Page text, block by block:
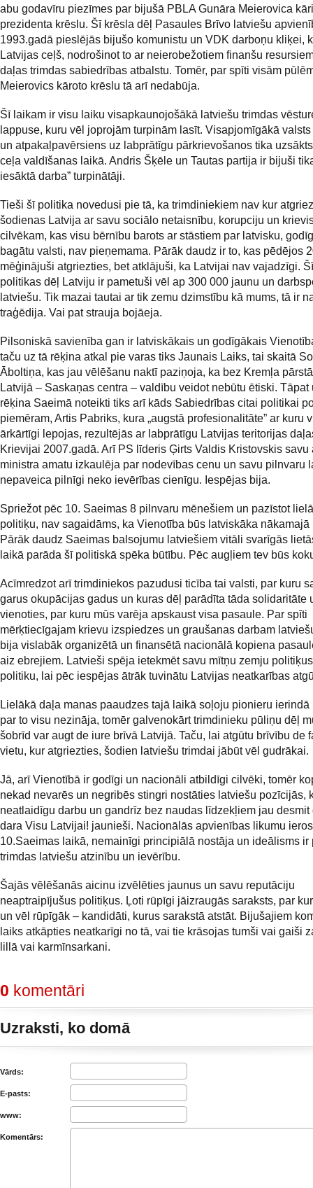
abu godavīru piezīmes par bijušā PBLA Gunāra Meierovica
prezidenta krēslu. Šī krēsla dēļ Pasaules Brīvo latviešu
1993.gadā pieslējās bijušo komunistu un VDK darboņu kliķei,
Latvijas ceļš, nodrošinot to ar neierobežotiem finanšu
daļas trimdas sabiedrības atbalstu. Tomēr, par spīti visām
Meierovics kāroto krēslu tā arī nedabūja.
Šī laikam ir visu laiku visapkaunojošākā latviešu trimdas
lappuse, kuru vēl joprojām turpinām lasīt. Visapjomīgākā
un atpakaļpavērsiens uz labprātīgu pārkrievošanos tika
ceļa valdīšanas laikā. Andris Šķēle un Tautas partija ir bijuši
iesāktā darba” turpinātāji.
Tieši šī politika novedusi pie tā, ka trimdiniekiem nav kur
šodienas Latvija ar savu sociālo netaisnību, korupciju un
cilvēkam, kas visu bērnību barots ar stāstiem par latvisku,
bagātu valsti, nav pieņemama. Pārāk daudz ir to, kas pēdējos
mēģinājuši atgriezties, bet atklājuši, ka Latvijai nav vajadzīgi.
politikas dēļ Latviju ir pametuši vēl ap 300 000 jaunu un
latviešu. Tik mazai tautai ar tik zemu dzimstību kā mums, tā ir
traģēdija. Vai pat strauja bojāeja.
Pilsoniskā savienība gan ir latviskākais un godīgākais
taču uz tā rēķina atkal pie varas tiks Jaunais Laiks, tai skaitā
Āboltiņa, kas jau vēlēšanu naktī paziņoja, ka bez Kremļa
Latvijā – Saskaņas centra – valdību veidot nebūtu ētiski. Tāpat
rēķina Saeimā noteikti tiks arī kāds Sabiedrības citai politikai
piemēram, Artis Pabriks, kura „augstā profesionalitāte” ar kuru
ārkārtīgi lepojas, rezultējās ar labprātīgu Latvijas teritorijas
Krievijai 2007.gadā. Arī PS līderis Ģirts Valdis Kristovskis savu
ministra amatu izkaulēja par nodevības cenu un savu pilnvaru
nepaveica pilnīgi neko ievērības cienīgu. Iespējas bija.
Spriežot pēc 10. Saeimas 8 pilnvaru mēnešiem un pazīstot
politiķu, nav sagaidāms, ka Vienotība būs latviskāka nākamajā
Pārāk daudz Saeimas balsojumu latviešiem vitāli svarīgās
laikā parāda šī politiskā spēka būtību. Pēc augļiem tev būs
Acīmredzot arī trimdiniekos pazudusi ticība tai valsti, par kuru
garus okupācijas gadus un kuras dēļ parādīta tāda solidaritāte
vienoties, par kuru mūs varēja apskaust visa pasaule. Par spīti
mērķtiecīgajam krievu izspiedzes un graušanas darbam
bija vislabāk organizētā un finansētā nacionālā kopiena
aiz ebrejiem. Latvieši spēja ietekmēt savu mītņu zemju
politiku, lai pēc iespējas ātrāk tuvinātu Latvijas neatkarības
Lielākā daļa manas paaudzes tajā laikā soļoju pionieru ierindā
par to visu nezināja, tomēr galvenokārt trimdinieku pūliņu dēļ
šobrīd var augt de iure brīvā Latvijā. Taču, lai atgūtu brīvību de
vietu, kur atgriezties, šodien latviešu trimdai jābūt vēl gudrākai.
Jā, arī Vienotībā ir godīgi un nacionāli atbildīgi cilvēki, tomēr
nekad nevarēs un negribēs stingri nostāties latviešu pozīcijās,
neatlaidīgu darbu un gandrīz bez naudas līdzekļiem jau desmit
dara Visu Latvijai! jaunieši. Nacionālās apvienības likumu
10.Saeimas laikā, nemainīgi principiālā nostāja un ideālisms ir
trimdas latviešu atzinību un ievērību.
Šajās vēlēšanās aicinu izvēlēties jaunus un savu reputāciju
neaptraipījušus politiķus. Ļoti rūpīgi jāizraugās saraksts, par
un vēl rūpīgāk – kandidāti, kurus sarakstā atstāt. Bijušajiem
laiks atkāpties neatkarīgi no tā, vai tie krāsojas tumši vai gaiši
lillā vai karmīnsarkani.
0 komentāri
Uzraksti, ko domā
Vārds:
E-pasts:
www:
Komentārs: